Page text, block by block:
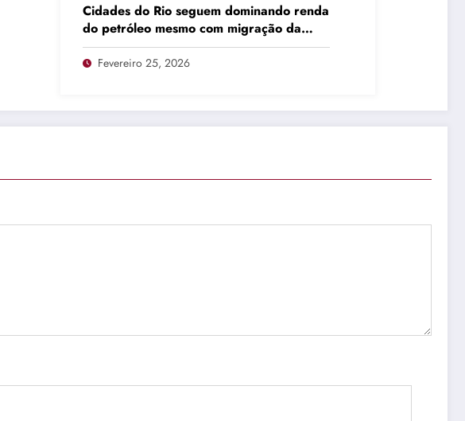
Cidades do Rio seguem dominando renda
do petróleo mesmo com migração da
produção
Fevereiro 25, 2026